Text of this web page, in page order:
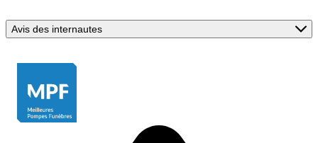
Avis des internautes